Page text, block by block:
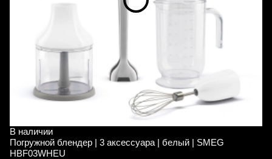
В наличии
Погружной блендер | 3 аксессуара | белый | SMEG
HBF03WHEU